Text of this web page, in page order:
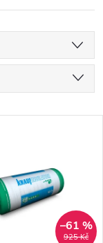
925 Kč
–61 %